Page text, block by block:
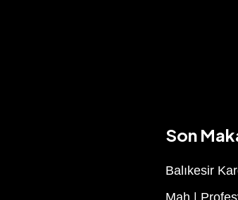
Son
Balıkesir